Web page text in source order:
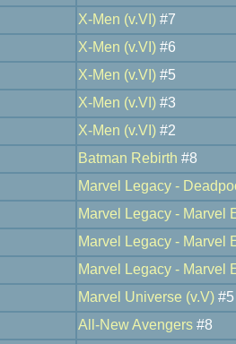
X-Men (v.VI) #7
X-Men (v.VI) #6
X-Men (v.VI) #5
X-Men (v.VI) #3
X-Men (v.VI) #2
Batman Rebirth #8
Marvel Legacy -
Marvel Legacy - Marvel
Marvel Legacy - Marvel
Marvel Legacy - Marvel
Marvel Universe (v.V) #5
All-New Avengers #8